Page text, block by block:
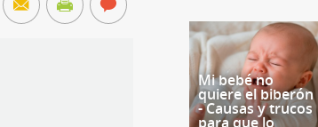
Mi bebé no
quiere el biberón
- Causas y trucos
para que lo